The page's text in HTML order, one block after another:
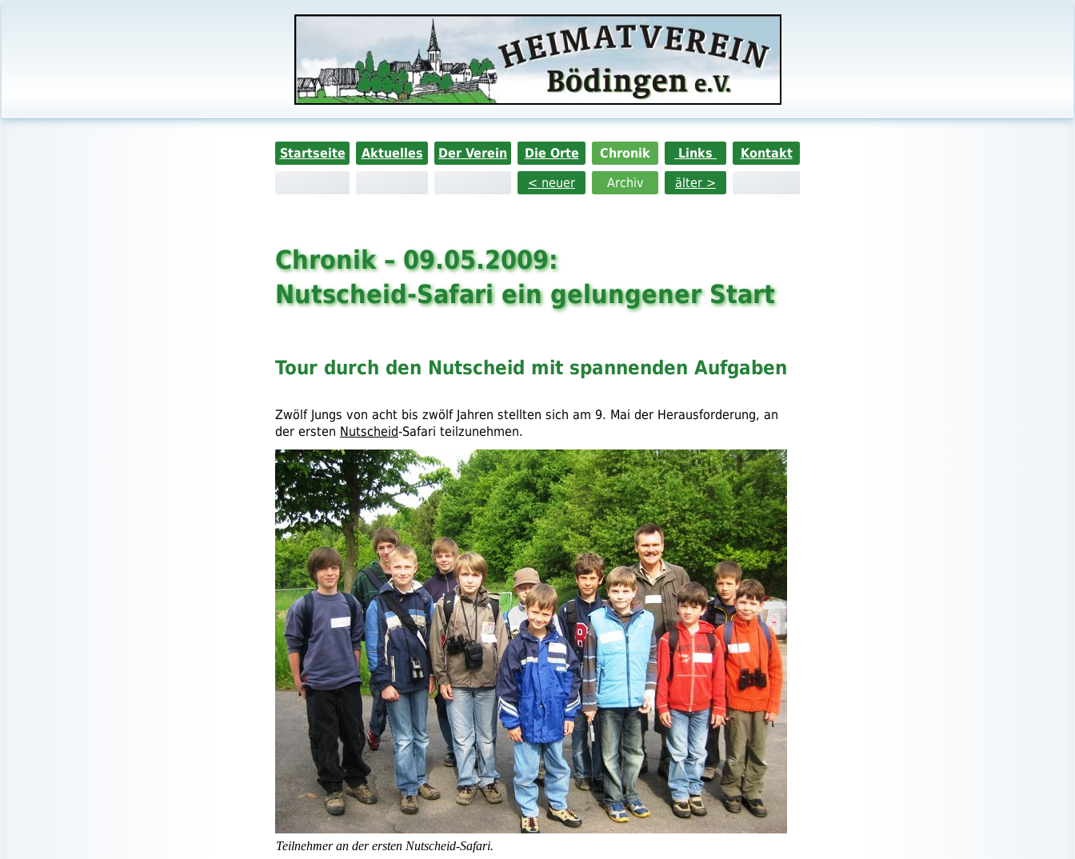
Startseite Aktuelles Der Verein Die Orte Chronik Links
Kontakt
< neuer
Archiv älter >
Chronik – 09.05.2009:
Nutscheid-Safari ein gelungener Start
Tour durch den Nutscheid mit spannenden Aufgaben
Zwölf Jungs von acht bis zwölf Jahren stellten sich am 9. Mai der Herausforderung, an
der ersten Nutscheid-Safari teilzunehmen.
Teilnehmer an der ersten Nutscheid-Safari.